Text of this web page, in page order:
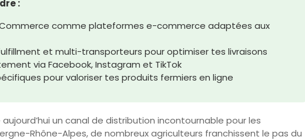
:
comme plateformes e-commerce adaptées aux
et multi-transporteurs pour optimiser tes livraisons
via Facebook, Instagram et TikTok
pour valoriser tes produits fermiers en ligne
un canal de distribution incontournable pour les
Rhône-Alpes, de nombreux agriculteurs franchissent le pas du